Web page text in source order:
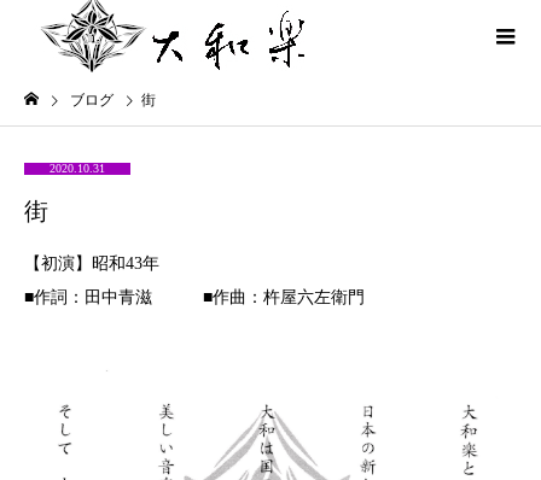
ブログ 街
2020.10.31
街
【初演】昭和43年
■作詞：田中青滋 ■作曲：杵屋六左衛門